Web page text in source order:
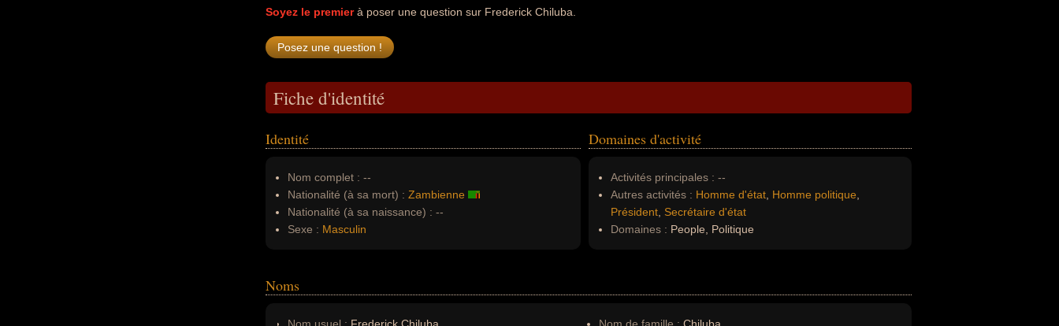
Soyez le premierà poser une question sur Frederick Chiluba.
Fiche d'identité
Identité
Nom complet : --
Nationalité (à sa mort) : Zambienne
Nationalité (à sa naissance) : --
Sexe : Masculin
Domaines d'activité
Activités principales : --
Autres activités : Homme d'état Homme politique
Président Secrétaire d'état
Domaines : People, Politique
Noms